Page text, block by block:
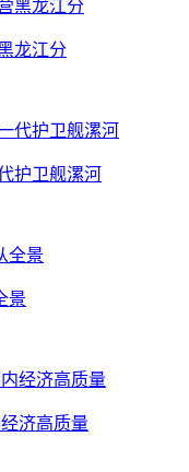
龙江分
护卫舰漯河
景
济高质量